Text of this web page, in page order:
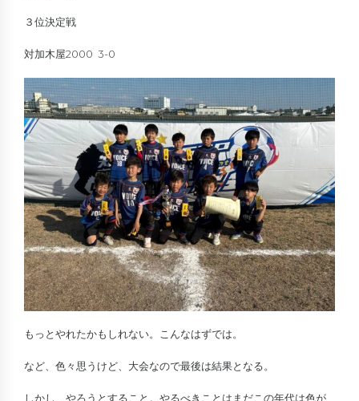
３位決定戦
対加木屋2000 3-0
もっとやれたかもしれない。こんなはずでは。
など、色々思うけど、大会なので最後は結果となる。
しかし、やろうとすること。やるべきことはまだこの年代は色が